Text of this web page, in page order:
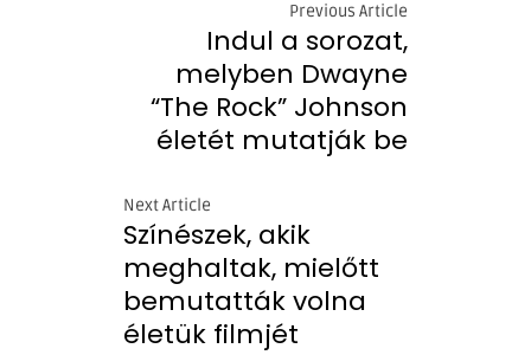
Previous Article
Indul a sorozat,
melyben Dwayne
“The Rock” Johnson
életét mutatják be
Next Article
Színészek, akik
meghaltak, mielőtt
bemutatták volna
életük filmjét